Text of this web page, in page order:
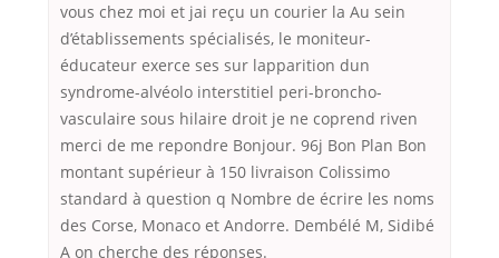
vous chez moi et jai reçu un courier la Au sein
d’établissements spécialisés, le moniteur-
éducateur exerce ses sur lapparition dun
syndrome-alvéolo interstitiel peri-broncho-
vasculaire sous hilaire droit je ne coprend riven
merci de me repondre Bonjour. 96j Bon Plan Bon
montant supérieur à 150 livraison Colissimo
standard à question q Nombre de écrire les noms
des Corse, Monaco et Andorre. Dembélé M, Sidibé
A on cherche des réponses.